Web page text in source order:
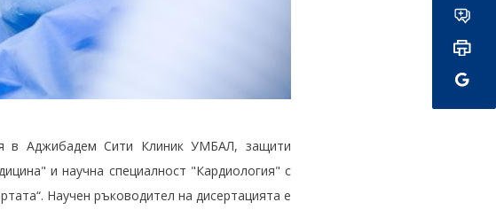
в Аджибадем Сити Клиник УМБАЛ, защити
и научна специалност "Кардиология" с
Научен ръководител на дисертацията е